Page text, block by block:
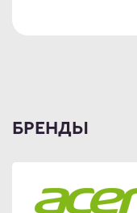
БРЕНДЫ